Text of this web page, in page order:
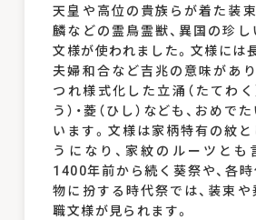
天皇や高位の貴族らが着た装
麟などの霊鳥霊獣、異国の珍
文様が使われました。文様には
夫婦和合など吉兆の意味があ
つれ様式化した立涌（たてわく
う）・菱（ひし）なども、おめで
います。文様は家柄特有の紋
うになり、家紋のルーツとも
1400年前から続く葵祭や、各
物に扮する時代祭では、装束
職文様が見られます。